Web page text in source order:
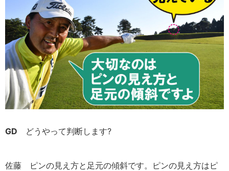
GD どうやって判断します?
佐藤 ピンの見え方と足元の傾斜です。ピンの見え方はピ